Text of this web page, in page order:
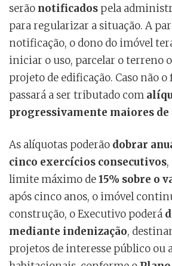
serão notificados pela
para regularizar a situação. A
notificação, o dono do imóvel
iniciar o uso, parcelar o terreno
projeto de edificação. Caso não o
passará a ser tributado com
progressivamente maiores de
As alíquotas poderão dobrar
cinco exercícios consecutivos
limite máximo de15% sobre o
após cinco anos, o imóvel
construção, o Executivo poderá
mediante indenização,
projetos de interesse público ou